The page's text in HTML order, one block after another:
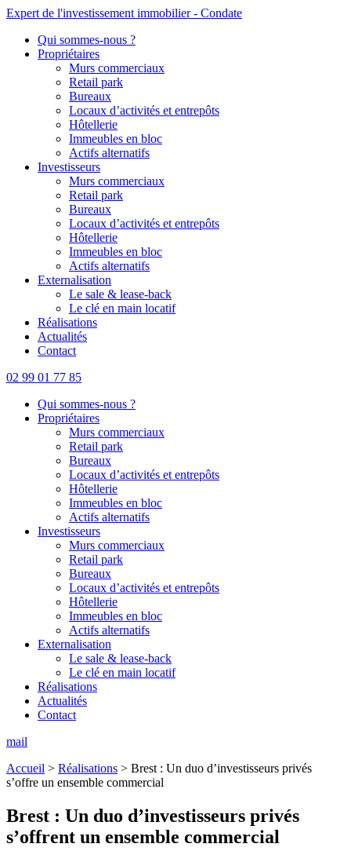
Expert de l'investissement immobilier - Condate
Qui sommes-nous ?
Propriétaires
Murs commerciaux
Retail park
Bureaux
Locaux d’activités et entrepôts
Hôtellerie
Immeubles en bloc
Actifs alternatifs
Investisseurs
Murs commerciaux
Retail park
Bureaux
Locaux d’activités et entrepôts
Hôtellerie
Immeubles en bloc
Actifs alternatifs
Externalisation
Le sale & lease-back
Le clé en main locatif
Réalisations
Actualités
Contact
02 99 01 77 85
Qui sommes-nous ?
Propriétaires
Murs commerciaux
Retail park
Bureaux
Locaux d’activités et entrepôts
Hôtellerie
Immeubles en bloc
Actifs alternatifs
Investisseurs
Murs commerciaux
Retail park
Bureaux
Locaux d’activités et entrepôts
Hôtellerie
Immeubles en bloc
Actifs alternatifs
Externalisation
Le sale & lease-back
Le clé en main locatif
Réalisations
Actualités
Contact
mail
Accueil > Réalisations > Brest : Un duo d’investisseurs privés
s’offre un ensemble commercial
Brest : Un duo d’investisseurs privés
s’offrent un ensemble commercial